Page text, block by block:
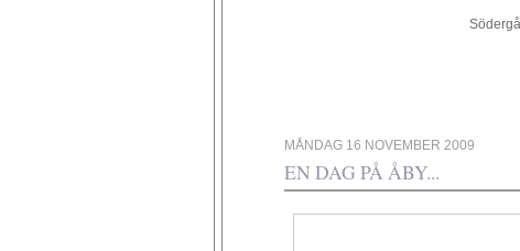
Södergården 34 - 449
MÅNDAG 16 NOVEMBER 2009
EN DAG PÅ ÅBY...